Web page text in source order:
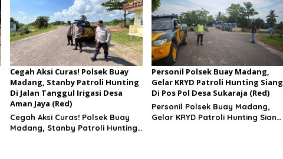
Cegah Aksi Curas! Polsek Buay
Madang, Stanby Patroli Hunting
Di Jalan Tanggul Irigasi Desa
Aman Jaya (Red)
Cegah Aksi Curas! Polsek Buay
Madang, Stanby Patroli Hunting
Personil Polsek Buay Madang,
Gelar KRYD Patroli Hunting Siang
Di Pos Pol Desa Sukaraja (Red)
Personil Polsek Buay Madang,
Gelar KRYD Patroli Hunting Siang